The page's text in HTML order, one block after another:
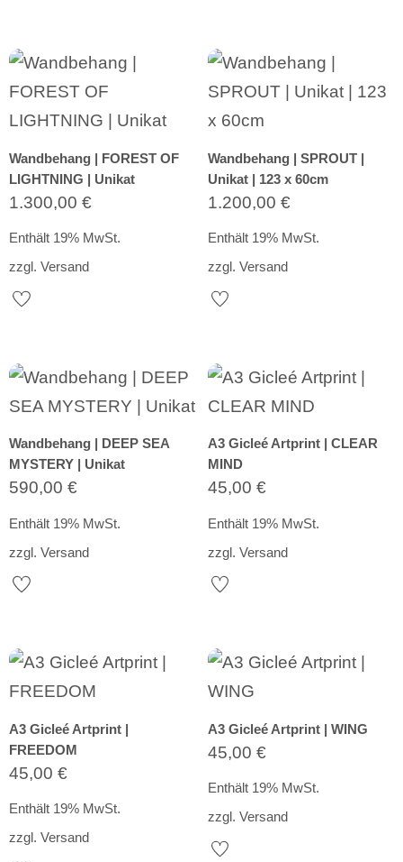
Wandbehang | FOREST OF
LIGHTNING | Unikat
1.300,00 €
Enthält 19% MwSt.
zzgl. Versand
Wandbehang | SPROUT |
Unikat | 123 x 60cm
1.200,00 €
Enthält 19% MwSt.
zzgl. Versand
Wandbehang | DEEP SEA
MYSTERY | Unikat
590,00 €
Enthält 19% MwSt.
zzgl. Versand
A3 Gicleé Artprint | CLEAR
MIND
45,00 €
Enthält 19% MwSt.
zzgl. Versand
A3 Gicleé Artprint |
FREEDOM
45,00 €
Enthält 19% MwSt.
zzgl. Versand
A3 Gicleé Artprint | WING
45,00 €
Enthält 19% MwSt.
zzgl. Versand